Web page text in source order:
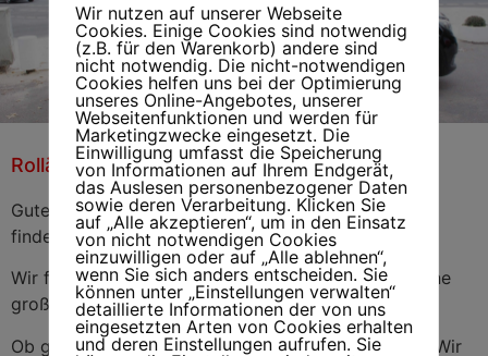
Rolläden
Rahlstedt
Jetzt Termin vereinbaren
Rolläden Rahlstedt
Gute Rolläden als Sichtschutz und Einbruchschutz
finden Sie bei uns in Rahlstedt.
Wir führen schöne Farben, moderne Designs und eine
große Vielfalt an Rolläden und Rollos.
Ob große Fensterfront oder schräges Dachfenster: Wir
Wir nutzen auf unserer Webseite
Cookies. Einige Cookies sind notwendig
(z.B. für den Warenkorb) andere sind
nicht notwendig. Die nicht-notwendigen
Cookies helfen uns bei der Optimierung
unseres Online-Angebotes, unserer
Webseitenfunktionen und werden für
Marketingzwecke eingesetzt. Die
Einwilligung umfasst die Speicherung
von Informationen auf Ihrem Endgerät,
das Auslesen personenbezogener Daten
sowie deren Verarbeitung. Klicken Sie
auf „Alle akzeptieren“, um in den Einsatz
von nicht notwendigen Cookies
einzuwilligen oder auf „Alle ablehnen“,
wenn Sie sich anders entscheiden. Sie
können unter „Einstellungen verwalten“
detaillierte Informationen der von uns
eingesetzten Arten von Cookies erhalten
und deren Einstellungen aufrufen. Sie